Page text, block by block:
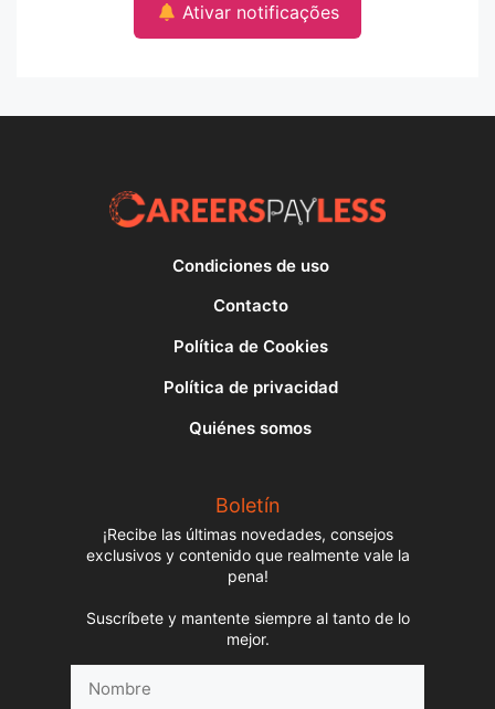
Ativar notificações
Condiciones de uso
Contacto
Política de Cookies
Política de privacidad
Quiénes somos
Boletín
¡Recibe las últimas novedades, consejos
exclusivos y contenido que realmente vale la
pena!
Suscríbete y mantente siempre al tanto de lo
mejor.